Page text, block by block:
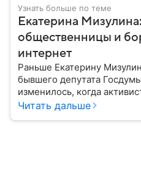
Узнать больше по теме
Екатерина
общественницы и
интернет
Раньше Екатерину
бывшего депутата
изменилось, когда
набрала популярность.
Читать дальше